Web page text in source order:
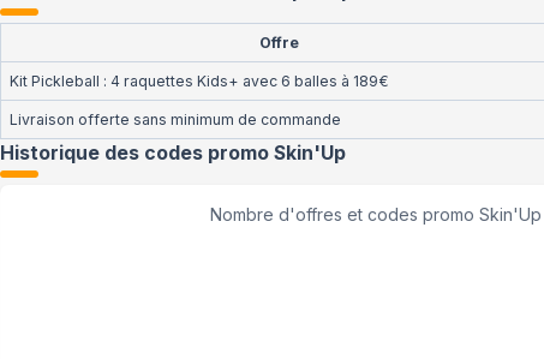
Offre
Kit Pickleball : 4 raquettes Kids+ avec 6 balles à 189€
Livraison offerte sans minimum de commande
Historique des codes promo Skin'Up
Nombre d'offres et codes promoSkin'Up